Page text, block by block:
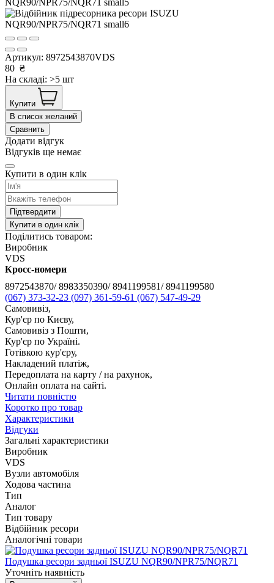
Артикул: 8972543870VDS
80 ₴
На складі: >5 шт
Купити
В список желаний
Сравнить
Додати відгук
Відгуків ще немає
Купити в один клік
Підтвердити
Купити в один клік
Поділитись товаром:
Виробник
VDS
Кросс-номери
8972543870/ 8983350390/ 8941199581/ 8941199580
(067) 373-32-23 (097) 361-59-61 (067) 547-49-29
Самовивіз,
Кур'єр по Києву,
Самовивіз з Пошти,
Кур'єр по Україні.
Готівкою кур'єру,
Накладений платіж,
Передоплата на карту / на рахунок,
Онлайн оплата на сайті.
Читати повністю
Коротко про товар
Характеристики
Відгуки
Загальні характеристики
Виробник
VDS
Вузли автомобіля
Ходова частина
Тип
Аналог
Тип товару
Відбійник ресори
Аналогічні товари
Подушка ресори задньої ISUZU NQR90/NPR75/NQR71
Уточніть наявність